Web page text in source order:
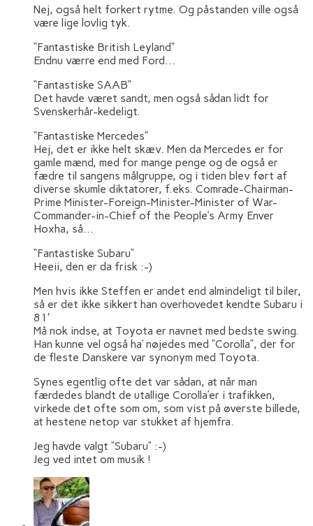
Nej, også helt forkert rytme. Og påstanden ville også
være lige lovlig tyk.
“Fantastiske British Leyland”
Endnu værre end med Ford…
“Fantastiske SAAB”
Det havde været sandt, men også sådan lidt for
Svenskerhår-kedeligt.
“Fantastiske Mercedes”
Hej, det er ikke helt skæv. Men da Mercedes er for
gamle mænd, med for mange penge og de også er
fædre til sangens målgruppe, og i tiden blev ført af
diverse skumle diktatorer, f.eks. Comrade-Chairman-
Prime Minister-Foreign-Minister-Minister of War-
Commander-in-Chief of the People’s Army Enver
Hoxha, så…
“Fantastiske Subaru”
Heeii, den er da frisk :-)
Men hvis ikke Steffen er andet end almindeligt til biler,
så er det ikke sikkert han overhovedet kendte Subaru i
81′
Må nok indse, at Toyota er navnet med bedste swing.
Han kunne vel også ha’ nøjedes med “Corolla”, der for
de fleste Danskere var synonym med Toyota.
Synes egentlig ofte det var sådan, at når man
færdedes blandt de utallige Corolla’er i trafikken,
virkede det ofte som om, som vist på øverste billede,
at hestene netop var stukket af hjemfra.
Jeg havde valgt “Subaru” :-)
Jeg ved intet om musik !